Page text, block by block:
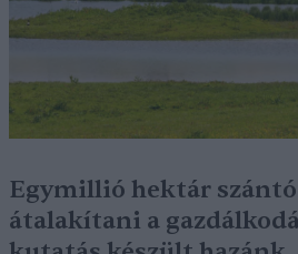
Egymillió hektár
átalakítani a